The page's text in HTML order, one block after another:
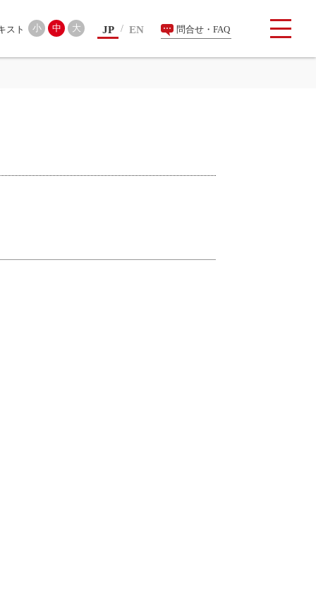
索 小 中 大 JP EN 問合せ・FAQ